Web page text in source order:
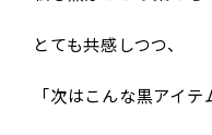
とても共感しつつ、
「次はこんな黒アイテ